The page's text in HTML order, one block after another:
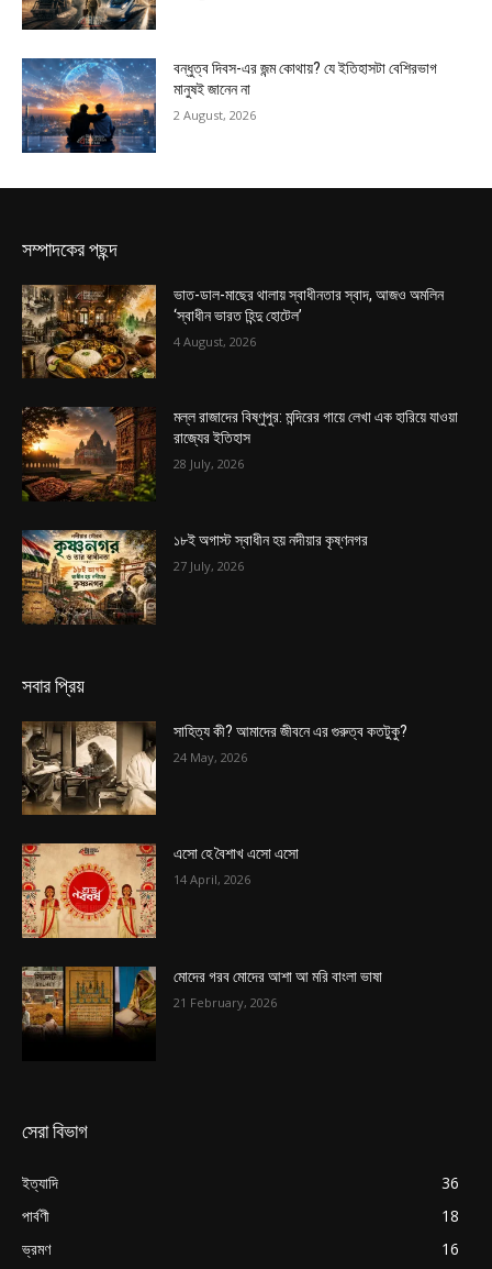
বন্ধুত্ব দিবস-এর জন্ম কোথায়? যে ইতিহাসটা বেশিরভাগ
মানুষই জানেন না
2 August, 2026
সম্পাদকের পছন্দ
ভাত-ডাল-মাছের থালায় স্বাধীনতার স্বাদ, আজও অমলিন
‘স্বাধীন ভারত হিন্দু হোটেল’
4 August, 2026
মল্ল রাজাদের বিষ্ণুপুর: মন্দিরের গায়ে লেখা এক হারিয়ে যাওয়া
রাজ্যের ইতিহাস
28 July, 2026
১৮ই অগাস্ট স্বাধীন হয় নদীয়ার কৃষ্ণনগর
27 July, 2026
সবার প্রিয়
সাহিত্য কী? আমাদের জীবনে এর গুরুত্ব কতটুকু?
24 May, 2026
এসো হে বৈশাখ এসো এসো
14 April, 2026
মোদের গরব মোদের আশা আ মরি বাংলা ভাষা
21 February, 2026
সেরা বিভাগ
ইত্যাদি
36
পার্বণী
18
ভ্রমণ
16